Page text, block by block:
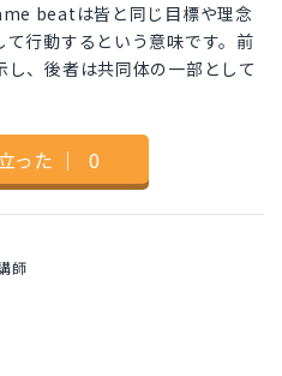
beatは皆と同じ目標や理念
行動するという意味です。前
、後者は共同体の一部として
った ｜ 0
師